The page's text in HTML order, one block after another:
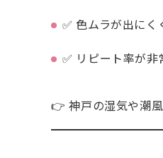
✅ 色ムラが出にく
✅ リピート率が非
👉 神戸の湿気や潮